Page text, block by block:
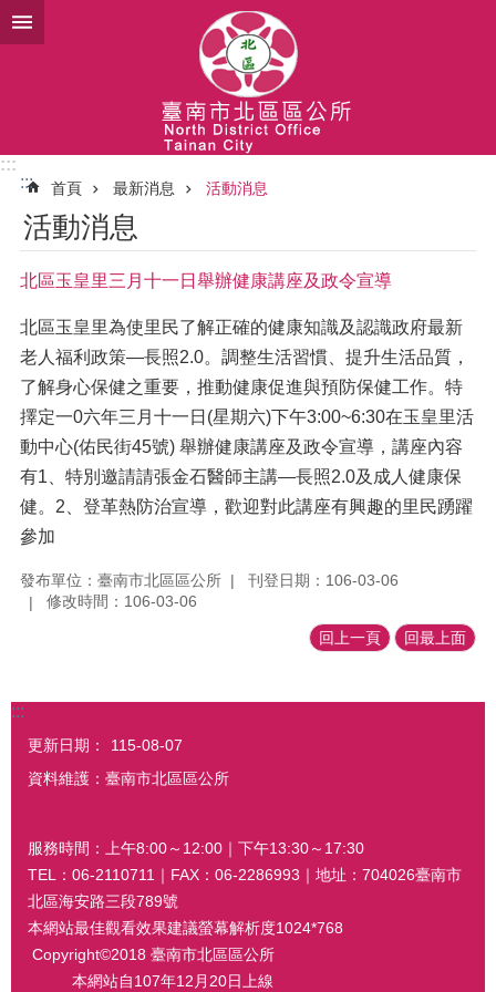
跳到主要內容區塊
:::
:::
首頁 最新消息 活動消息
活動消息
北區玉皇里三月十一日舉辦健康講座及政令宣導
北區玉皇里為使里民了解正確的健康知識及認識政府最新
老人福利政策—長照2.0。調整生活習慣、提升生活品質，
了解身心保健之重要，推動健康促進與預防保健工作。特
擇定一0六年三月十一日(星期六)下午3:00~6:30在玉皇里活
動中心(佑民街45號) 舉辦健康講座及政令宣導，講座內容
有1、特別邀請請張金石醫師主講—長照2.0及成人健康保
健。2、登革熱防治宣導，歡迎對此講座有興趣的里民踴躍
參加
發布單位：臺南市北區區公所
刊登日期：106-03-06
修改時間：106-03-06
回上一頁 回最上面
:::
更新日期：
115-08-07
資料維護：臺南市北區區公所
服務時間：上午8:00～12:00｜下午13:30～17:30
TEL：06-2110711｜FAX：06-2286993｜地址：704026臺南市
北區海安路三段789號
本網站最佳觀看效果建議螢幕解析度1024*768
Copyright©2018 臺南市北區區公所
本網站自107年12月20日上線